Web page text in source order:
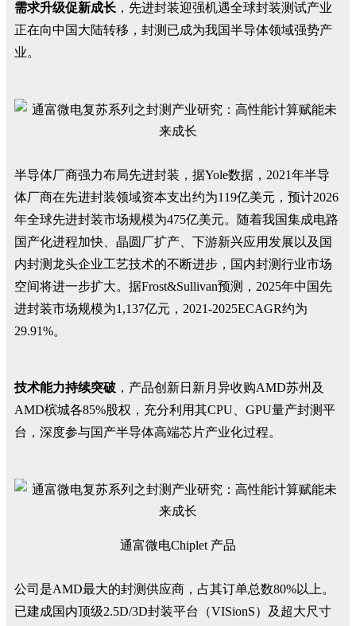
需求升级促新成长 ，先进封装迎强机遇全球封装测试产业
正在向中国大陆转移，封测已成为我国半导体领域强势产
业。
半导体厂商强力布局先进封装，据Yole数据，2021年半导
体厂商在先进封装领域资本支出约为119亿美元，预计2026
年全球先进封装市场规模为475亿美元。随着我国集成电路
国产化进程加快、晶圆厂扩产、下游新兴应用发展以及国
内封测龙头企业工艺技术的不断进步，国内封测行业市场
空间将进一步扩大。据Frost&Sullivan预测，2025年中国先
进封装市场规模为1,137亿元，2021-2025ECAGR约为
29.91%。
技术能力持续突破 ，产品创新日新月异收购AMD苏州及
AMD槟城各85%股权，充分利用其CPU、GPU量产封测平
台，深度参与国产半导体高端芯片产业化过程。
通富微电Chiplet 产品
公司是AMD最大的封测供应商，占其订单总数80%以上。
已建成国内顶级2.5D/3D封装平台（VISionS）及超大尺寸